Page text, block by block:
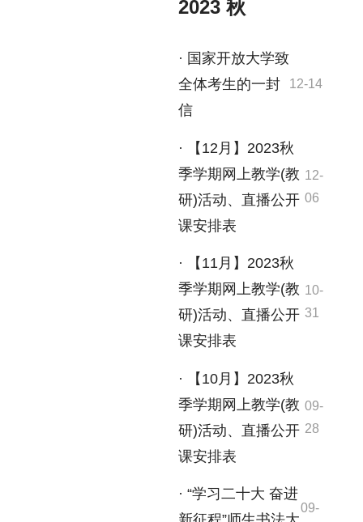
2023 秋
· 国家开放大学致
全体考生的一封
信
12-14
· 【12月】2023秋
季学期网上教学(教
研)活动、直播公开
课安排表
12-
06
· 【11月】2023秋
季学期网上教学(教
研)活动、直播公开
课安排表
10-
31
· 【10月】2023秋
季学期网上教学(教
研)活动、直播公开
课安排表
09-
28
· “学习二十大 奋进
09-